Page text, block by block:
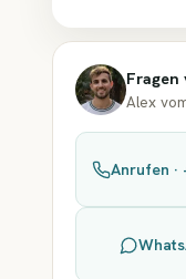
Fragen
Alex
Anrufen ·